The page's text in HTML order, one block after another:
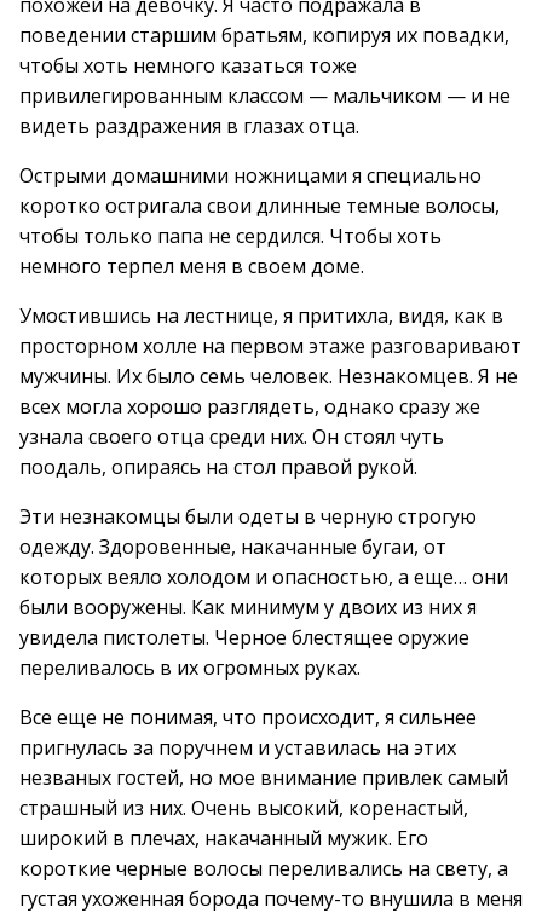
поведении старшим братьям, копируя их повадки,
чтобы хоть немного казаться тоже
привилегированным классом — мальчиком — и не
видеть раздражения в глазах отца.
Острыми домашними ножницами я специально
коротко остригала свои длинные темные волосы,
чтобы только папа не сердился. Чтобы хоть
немного терпел меня в своем доме.
Умостившись на лестнице, я притихла, видя, как в
просторном холле на первом этаже разговаривают
мужчины. Их было семь человек. Незнакомцев. Я не
всех могла хорошо разглядеть, однако сразу же
узнала своего отца среди них. Он стоял чуть
поодаль, опираясь на стол правой рукой.
Эти незнакомцы были одеты в черную строгую
одежду. Здоровенные, накачанные бугаи, от
которых веяло холодом и опасностью, а еще… они
были вооружены. Как минимум у двоих из них я
увидела пистолеты. Черное блестящее оружие
переливалось в их огромных руках.
Все еще не понимая, что происходит, я сильнее
пригнулась за поручнем и уставилась на этих
незваных гостей, но мое внимание привлек самый
страшный из них. Очень высокий, коренастый,
широкий в плечах, накачанный мужик. Его
короткие черные волосы переливались на свету, а
густая ухоженная борода почему-то внушила в меня